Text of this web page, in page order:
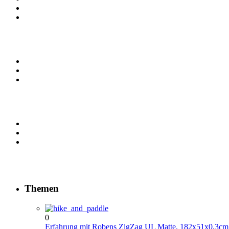
Themen
0
Erfahrung mit Robens ZigZag UL Matte,